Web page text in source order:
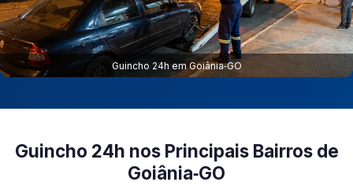
Guincho 24h em Goiânia‑GO
Guincho 24h nos Principais Bairros de
Goiânia‑GO